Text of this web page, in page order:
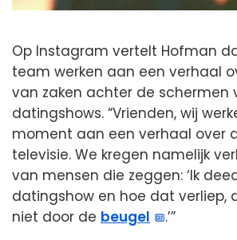
Op Instagram vertelt Hofman
team werken aan een verhaal
van zaken achter de schermen
datingshows. “Vrienden, wij
moment aan een verhaal over
televisie. We kregen namelijk
van mensen die zeggen: ‘Ik
datingshow en hoe dat verliep,
niet door de beugel
.’”